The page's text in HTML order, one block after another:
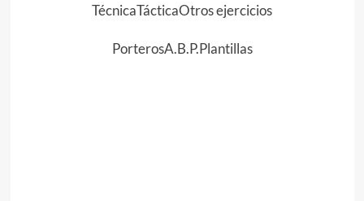
TécnicaTácticaOtros ejercicios
PorterosA.B.P.Plantillas